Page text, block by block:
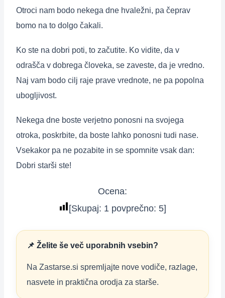
Otroci nam bodo nekega dne hvaležni, pa čeprav
bomo na to dolgo čakali.
Ko ste na dobri poti, to začutite. Ko vidite, da v
odrašča v dobrega človeka, se zaveste, da je vredno.
Naj vam bodo cilj raje prave vrednote, ne pa popolna
ubogljivost.
Nekega dne boste verjetno ponosni na svojega
otroka, poskrbite, da boste lahko ponosni tudi nase.
Vsekakor pa ne pozabite in se spomnite vsak dan:
Dobri starši ste!
Ocena:
[Skupaj: 1 povprečno: 5]
📌 Želite še več uporabnih vsebin?
Na Zastarse.si spremljajte nove vodiče, razlage,
nasvete in praktična orodja za starše.